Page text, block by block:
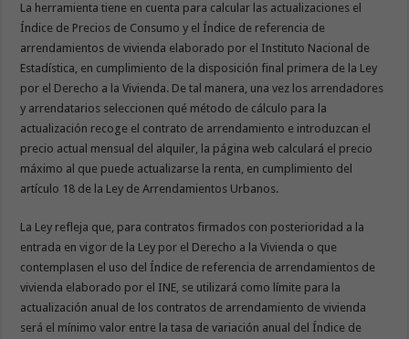
La herramienta tiene en cuenta para calcular las actualizaciones el
Índice de Precios de Consumo y el Índice de referencia de
arrendamientos de vivienda elaborado por el Instituto Nacional de
Estadística, en cumplimiento de la disposición final primera de la Ley
por el Derecho a la Vivienda. De tal manera, una vez los arrendadores
y arrendatarios seleccionen qué método de cálculo para la
actualización recoge el contrato de arrendamiento e introduzcan el
precio actual mensual del alquiler, la página web calculará el precio
máximo al que puede actualizarse la renta, en cumplimiento del
artículo 18 de la Ley de Arrendamientos Urbanos.
La Ley refleja que, para contratos firmados con posterioridad a la
entrada en vigor de la Ley por el Derecho a la Vivienda o que
contemplasen el uso del Índice de referencia de arrendamientos de
vivienda elaborado por el INE, se utilizará como límite para la
actualización anual de los contratos de arrendamiento de vivienda
será el mínimo valor entre la tasa de variación anual del Índice de